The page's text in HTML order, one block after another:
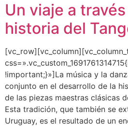
Un viaje a
historia del
!important;}»]La música y la
conjunto en el desarrollo de la
de las piezas maestras clásicas
Esta tradición, que también se
Uruguay, es el resultado de un